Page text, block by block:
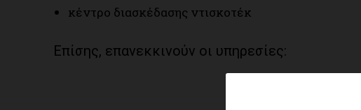
κέντρο διασκέδασης ντισκοτέκ
Επίσης, επανεκκινούν οι υπηρεσίες: